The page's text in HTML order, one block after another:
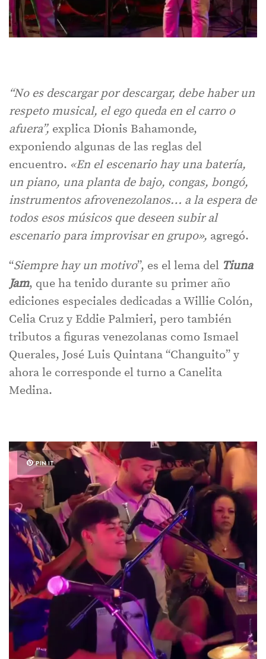
“No es descargar por descargar, debe haber un
respeto musical, el ego queda en el carro o
afuera”, explica Dionis Bahamonde,
exponiendo algunas de las reglas del
encuentro. «En el escenario hay una batería,
un piano, una planta de bajo, congas, bongó,
instrumentos afrovenezolanos… a la espera de
todos esos músicos que deseen subir al
escenario para improvisar en grupo», agregó.
“Siempre hay un motivo”, es el lema del Tiuna
Jam, que ha tenido durante su primer año
ediciones especiales dedicadas a Willie Colón,
Celia Cruz y Eddie Palmieri, pero también
tributos a figuras venezolanas como Ismael
Querales, José Luis Quintana “Changuito” y
ahora le corresponde el turno a Canelita
Medina.
PIN IT